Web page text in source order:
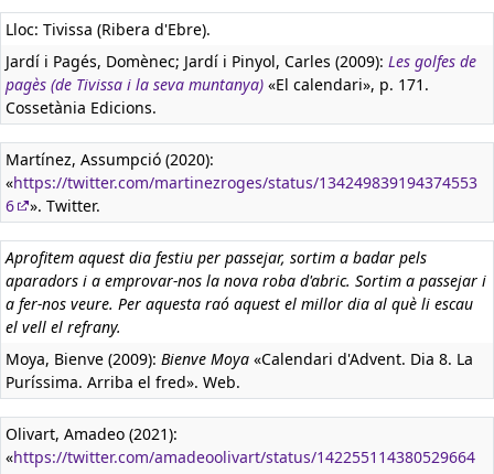
Lloc: Tivissa (Ribera d'Ebre).
Jardí i Pagés, Domènec; Jardí i Pinyol, Carles (2009): Les golfes de
pagès (de Tivissa i la seva muntanya) «El calendari», p. 171.
Cossetània Edicions.
Martínez, Assumpció (2020):
«https://twitter.com/martinezroges/status/134249839194374553
6
». Twitter.
Aprofitem aquest dia festiu per passejar, sortim a badar pels
aparadors i a emprovar-nos la nova roba d'abric. Sortim a passejar i
a fer-nos veure. Per aquesta raó aquest el millor dia al què li escau
el vell el refrany.
Moya, Bienve (2009): Bienve Moya «Calendari d'Advent. Dia 8. La
Puríssima. Arriba el fred». Web.
Olivart, Amadeo (2021):
«https://twitter.com/amadeoolivart/status/142255114380529664